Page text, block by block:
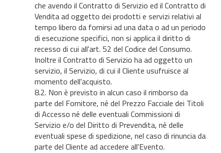
che avendo il Contratto di Servizio ed il Contratto di
Vendita ad oggetto dei prodotti e servizi relativi al
tempo libero da fornirsi ad una data o ad un periodo
di esecuzione specifici, non si applica il diritto di
recesso di cui all'art. 52 del Codice del Consumo.
Inoltre il Contratto di Servizio ha ad oggetto un
servizio, il Servizio, di cui il Cliente usufruisce al
momento dell'acquisto.
8.2. Non è previsto in alcun caso il rimborso da
parte del Fornitore, né del Prezzo Facciale dei Titoli
di Accesso né delle eventuali Commissioni di
Servizio e/o del Diritto di Prevendita, né delle
eventuali spese di spedizione, nel caso di rinuncia da
parte del Cliente ad accedere all'Evento.